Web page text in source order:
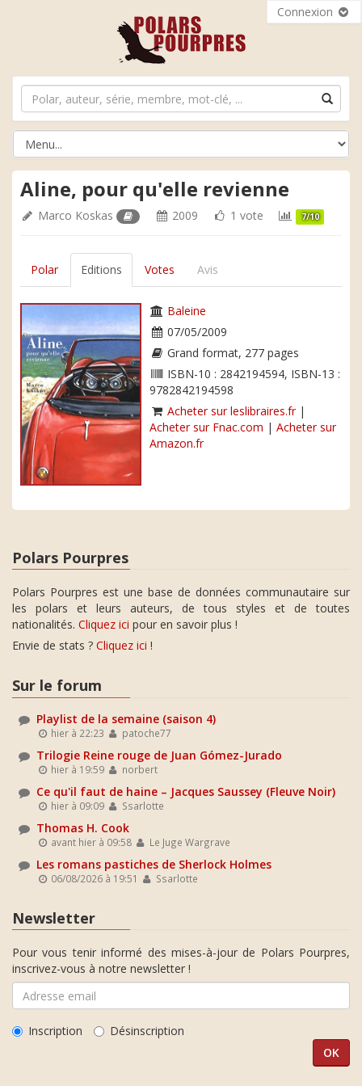
Connexion
Aline, pour qu'elle revienne
Marco Koskas 2009 1 vote 7/10
Polar Editions Votes Avis
Baleine
07/05/2009
Grand format, 277 pages
ISBN-10 : 2842194594, ISBN-13 :
9782842194598
Acheter sur leslibraires.fr|
Acheter sur Fnac.com | Acheter sur
Amazon.fr
Polars Pourpres
Polars Pourpres est une base de données communautaire sur
les polars et leurs auteurs, de tous styles et de toutes
nationalités. Cliquez ici pour en savoir plus !
Envie de stats ? Cliquez ici !
Sur le forum
Playlist de la semaine (saison 4)
hier à 22:23 patoche77
Trilogie Reine rouge de Juan Gómez-Jurado
hier à 19:59 norbert
Ce qu'il faut de haine – Jacques Saussey (Fleuve Noir)
hier à 09:09 Ssarlotte
Thomas H. Cook
avant hier à 09:58 Le Juge Wargrave
Les romans pastiches de Sherlock Holmes
06/08/2026 à 19:51 Ssarlotte
Newsletter
Pour vous tenir informé des mises-à-jour de Polars Pourpres,
inscrivez-vous à notre newsletter !
Inscription Désinscription